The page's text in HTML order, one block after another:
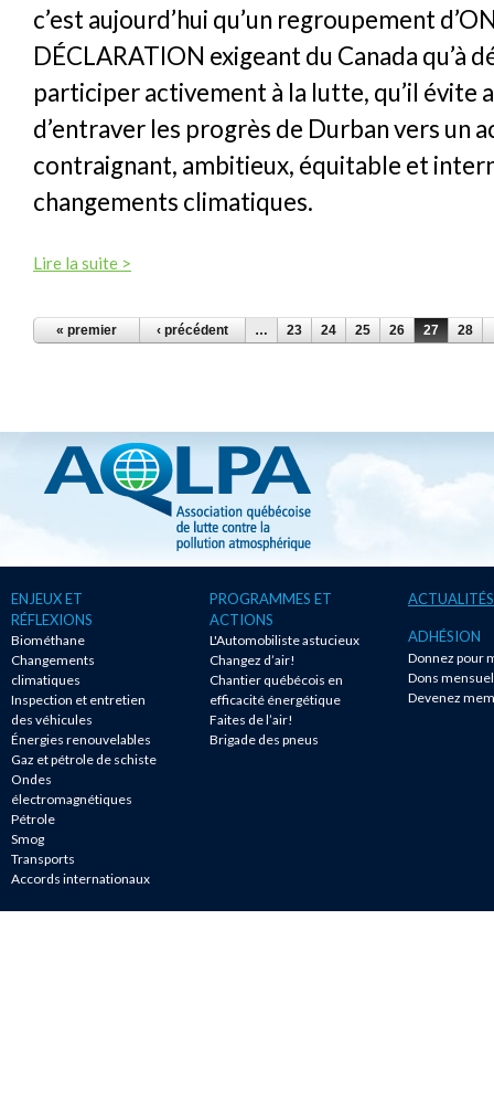
c’est aujourd’hui qu’un regroupement
DÉCLARATION exigeant du Canada qu’à
participer activement à la lutte, qu’il évite
d’entraver les progrès de Durban vers un
contraignant, ambitieux, équitable et
changements climatiques.
Lire la suite >
PAGES
« premier ‹ précédent … 23 24 25 26 27 28
ENJEUX ET
RÉFLEXIONS
Biométhane
Changements
climatiques
Inspection et entretien
des véhicules
Énergies renouvelables
Gaz et pétrole de schiste
Ondes
électromagnétiques
Pétrole
Smog
Transports
Accords internationaux
PROGRAMMES ET
ACTIONS
L'Automobiliste astucieux
Changez d’air!
Chantier québécois en
efficacité énergétique
Faites de l’air!
Brigade des pneus
ACTUALITÉS
ADHÉSION
Donnez pour
Dons
Devenez